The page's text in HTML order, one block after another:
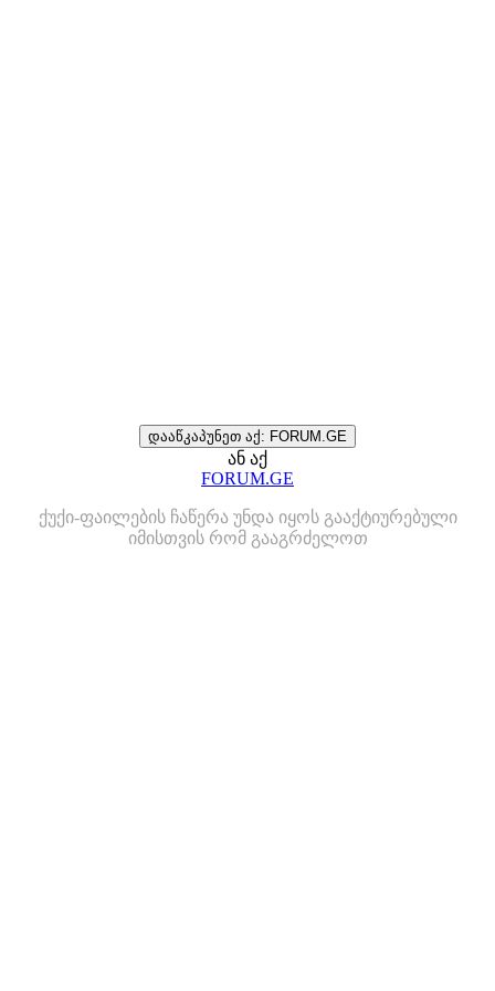
დააწკაპუნეთ აქ: FORUM.GE
ან აქ
FORUM.GE
ქუქი-ფაილების ჩაწერა უნდა იყოს გააქტიურებული
იმისთვის რომ გააგრძელოთ